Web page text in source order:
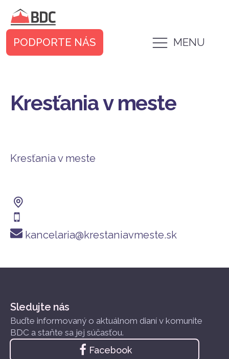
MENU
PODPORTE NÁS
Kresťania v meste
Kresťania v meste
kancelaria@krestaniavmeste.sk
Sledujte nás
Buďte informovaný o aktuálnom dianí v komunite
BDC a staňte sa jej súčasťou.
Facebook